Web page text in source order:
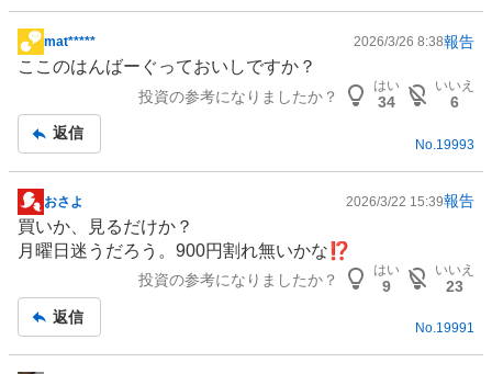
掲
示
事
mat***** 2026/3/26 8:38報告
ここのはんばーぐっておいしですか？
投資の参考になりましたか？
はい
34
いいえ
6
返信
No. 19993
掲
示
板
おさよ 2026/3/22 15:39報告
買いか、見るだけか？
月曜日迷うだろう。900円割れ無いかな⁉️
投資の参考になりましたか？
はい
9
いいえ
23
返信
No.19991